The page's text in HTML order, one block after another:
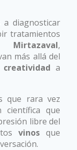
a diagnosticar
tratamientos
Mirtazaval,
más allá del
creatividad a
que rara vez
científica que
libre del
vinosque